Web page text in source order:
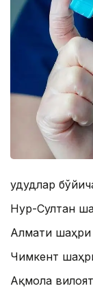
Ҳудудлар
Нур-Султан
Алмати шаҳри
Чимкент
Ақмола